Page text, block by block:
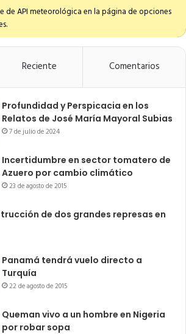
de API meteorológica en la página de opciones
Reciente Comentarios
Profundidad y Perspicacia en los
Relatos de José María Mayoral Subias
7 de julio de 2024
Incertidumbre en sector tomatero de
Azuero por cambio climático
23 de agosto de 2015
de dos grandes represas en
Panamá tendrá vuelo directo a
Turquía
22 de agosto de 2015
Queman vivo a un hombre en Nigeria
por robar sopa